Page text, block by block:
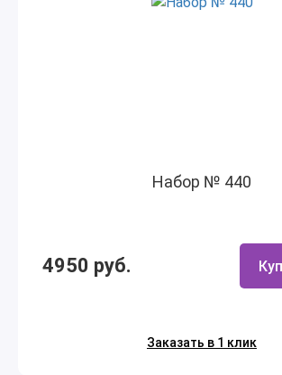
Набор № 440
4950 руб.
Заказать в 1 клик